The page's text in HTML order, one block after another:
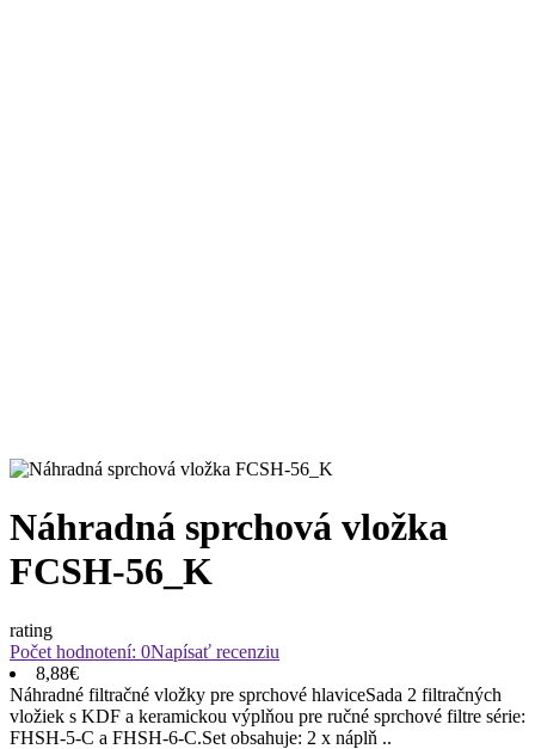
Náhradná sprchová vložka
FCSH-56_K
rating
Počet hodnotení: 0Napísať recenziu
8,88€
Náhradné filtračné vložky pre sprchové hlaviceSada 2 filtračných
vložiek s KDF a keramickou výplňou pre ručné sprchové filtre série:
FHSH-5-C a FHSH-6-C.Set obsahuje: 2 x náplň ..